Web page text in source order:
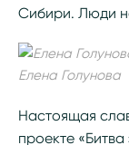
Сибири. Люди
Елена Голунова
Настоящая
проекте